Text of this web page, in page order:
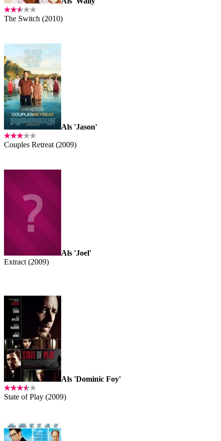
The Switch (2010)
Als 'Jason'
Couples Retreat (2009)
Als 'Joel'
Extract (2009)
Als 'Dominic Foy'
State of Play (2009)